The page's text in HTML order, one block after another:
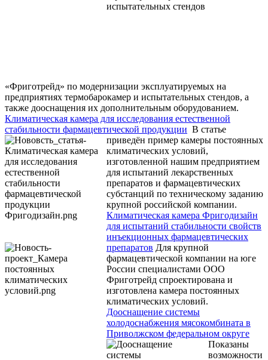
«Фриготрейд» по модернизации эксплуатируемых на
предприятиях термобарокамер и испытательных стендов, а
также дооснащения их дополнительным оборудованием.
Климатическая камера для исследования естественной
стабильности фармацевтической продукции В статье
приведён пример камеры постоянных
климатических условий,
изготовленной нашим предприятием
для испытаний лекарственных
препаратов и фармацевтических
субстанций по техническому заданию
крупной российской компании.
Климатическая камера Фригодизайн
для испытаний стабильности свойств
инъекционных фармацевтических
препаратов Для крупной
фармацевтической компании на юге
России специалистами ООО
Фриготрейд спроектирована и
изготовлена камера постоянных
климатических условий.
Дооснащение системы
холодоснабжения мясокомбината в
Приволжском федеральном округе
Показаны
возможности